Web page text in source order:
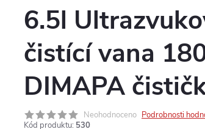
6.5l
čistící vana
DIMAPA
Neohodnoceno Podrobnosti
Kód produktu: 530